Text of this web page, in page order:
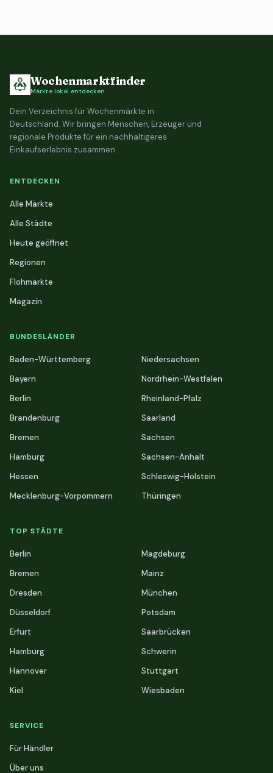
Wochenmarktfinder
Märkte lokal entdecken
Dein Verzeichnis für Wochenmärkte in
Deutschland. Wir bringen Menschen, Erzeuger und
regionale Produkte für ein nachhaltigeres
Einkaufserlebnis zusammen.
ENTDECKEN
Alle Märkte
Alle Städte
Heute geöffnet
Regionen
Flohmärkte
Magazin
BUNDESLÄNDER
Baden-Württemberg
Bayern
Berlin
Brandenburg
Bremen
Hamburg
Hessen
Mecklenburg-Vorpommern
Niedersachsen
Nordrhein-Westfalen
Rheinland-Pfalz
Saarland
Sachsen
Sachsen-Anhalt
Schleswig-Holstein
Thüringen
TOP STÄDTE
Berlin
Bremen
Dresden
Düsseldorf
Erfurt
Hamburg
Hannover
Kiel
Magdeburg
Mainz
München
Potsdam
Saarbrücken
Schwerin
Stuttgart
Wiesbaden
SERVICE
Für Händler
Über uns